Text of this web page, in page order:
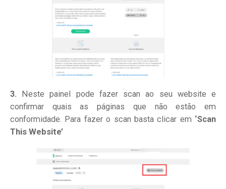
3. Neste painel pode fazer scan ao seu website e
confirmar quais as páginas que não estão em
conformidade. Para fazer o scan basta clicar em ‘Scan
This Website’